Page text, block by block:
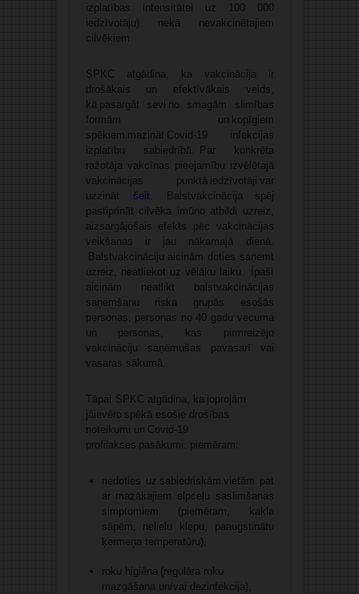
izplatības intensitātei uz 100 000
iedzīvotāju) nekā nevakcinētajiem
cilvēkiem.
SPKC atgādina, ka vakcinācija ir
drošākais un efektīvākais veids,
kā pasargāt sevi no smagām slimības
formām un kopīgiem
spēkiem mazināt Covid-19 infekcijas
izplatību sabiedrībā. Par konkrēta
ražotāja vakcīnas pieejamību izvēlētajā
vakcinācijas punktā iedzīvotāji var
uzzināt šeit. Balstvakcinācija spēj
pastiprināt cilvēka imūno atbildi uzreiz,
aizsargājošais efekts pēc vakcinācijas
veikšanas ir jau nākamajā dienā.
Balstvakcināciju aicinām doties saņemt
uzreiz, neatliekot uz vēlāku laiku. Īpaši
aicinām neatlikt balstvakcinācijas
saņemšanu riska grupās esošās
personas, personas no 40 gadu vecuma
un personas, kas pirmreizējo
vakcināciju saņēmušas pavasarī vai
vasaras sākumā.
Tāpat SPKC atgādina, ka joprojām
jāievēro spēkā esošie drošības
noteikumi un Covid-19
profilakses pasākumi, piemēram:
nedoties uz sabiedriskām vietām pat
ar mazākajiem elpceļu saslimšanas
simptomiem (piemēram, kakla
sāpēm, nelielu klepu, paaugstinātu
ķermeņa temperatūru),
roku higiēna (regulāra roku
mazgāšana un/vai dezinfekcija),